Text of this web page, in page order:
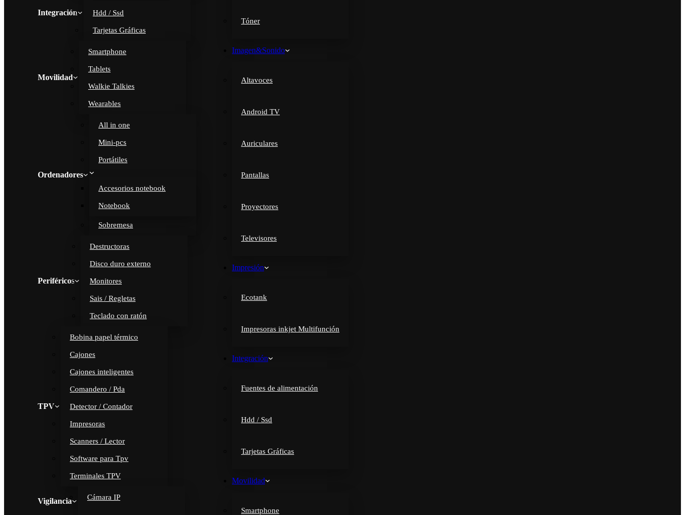
Integración Hdd / Ssd
Tarjetas Gráficas
Movilidad
Smartphone
Tablets
Walkie Talkies
Wearables
Ordenadores
All in one
Mini-pcs
Portátiles
Accesorios notebook
Notebook
Sobremesa
Periféricos
Destructoras
Disco duro externo
Monitores
Sais / Regletas
Teclado con ratón
TPV
Bobina papel térmico
Cajones
Cajones inteligentes
Comandero / Pda
Detector / Contador
Impresoras
Scanners / Lector
Software para Tpv
Terminales TPV
Vigilancia Cámara IP
Tóner
Imagen&Sonido
Altavoces
Android TV
Auriculares
Pantallas
Proyectores
Televisores
Impresión
Ecotank
Impresoras inkjet Multifunción
Integración
Fuentes de alimentación
Hdd / Ssd
Tarjetas Gráficas
Movilidad
Smartphone